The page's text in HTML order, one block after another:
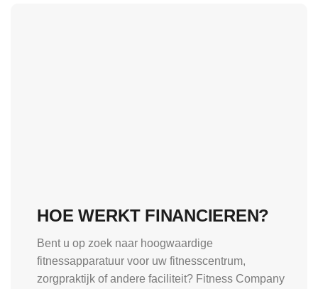
HOE WERKT FINANCIEREN?
Bent u op zoek naar hoogwaardige
fitnessapparatuur voor uw fitnesscentrum,
zorgpraktijk of andere faciliteit? Fitness Company